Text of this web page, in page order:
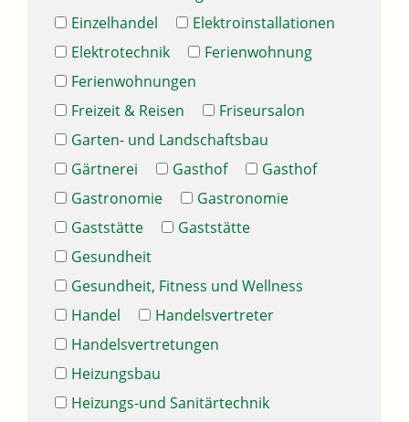
Einzelhandel
Elektroinstallationen
Elektrotechnik
Ferienwohnung
Ferienwohnungen
Freizeit & Reisen
Friseursalon
Garten- und Landschaftsbau
Gärtnerei
Gasthof
Gasthof
Gastronomie
Gastronomie
Gaststätte
Gaststätte
Gesundheit
Gesundheit, Fitness und Wellness
Handel
Handelsvertreter
Handelsvertretungen
Heizungsbau
Heizungs-und Sanitärtechnik